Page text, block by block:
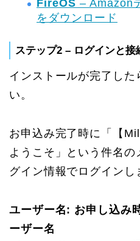
FireOS – Amazon
をダウンロード
ステップ2 – ログインと接
インストールが完了した
い。
お申込み完了時に「【
ようこそ」という件名の
グイン情報でログインし
ユーザー名: お申し込み
ーザー名